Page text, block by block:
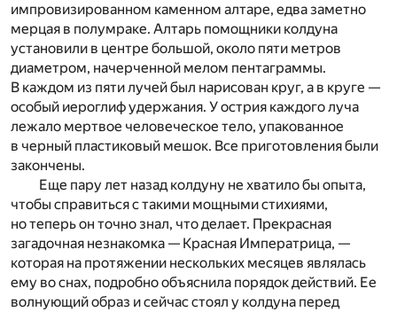
импровизированном каменном алтаре, едва заметно
мерцая в полумраке. Алтарь помощники колдуна
установили в центре большой, около пяти метров
диаметром, начерченной мелом пентаграммы.
В каждом из пяти лучей был нарисован круг, а в круге —
особый иероглиф удержания. У острия каждого луча
лежало мертвое человеческое тело, упакованное
в черный пластиковый мешок. Все приготовления были
закончены.
Еще пару лет назад колдуну не хватило бы опыта,
чтобы справиться с такими мощными стихиями,
но теперь он точно знал, что делает. Прекрасная
загадочная незнакомка — Красная Императрица, —
которая на протяжении нескольких месяцев являлась
ему во снах, подробно объяснила порядок действий. Ее
волнующий образ и сейчас стоял у колдуна перед